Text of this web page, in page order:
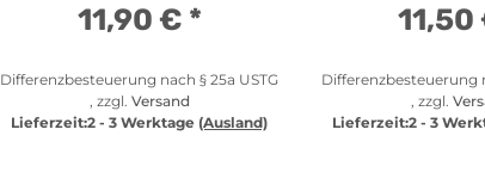
11,90 € *
Differenzbesteuerung nach § 25a USTG
, zzgl. Versand
Lieferzeit:2 - 3 Werktage (Ausland)
11,50
Differenzbesteuerung
, zzgl.
Lieferzeit:2 - 3